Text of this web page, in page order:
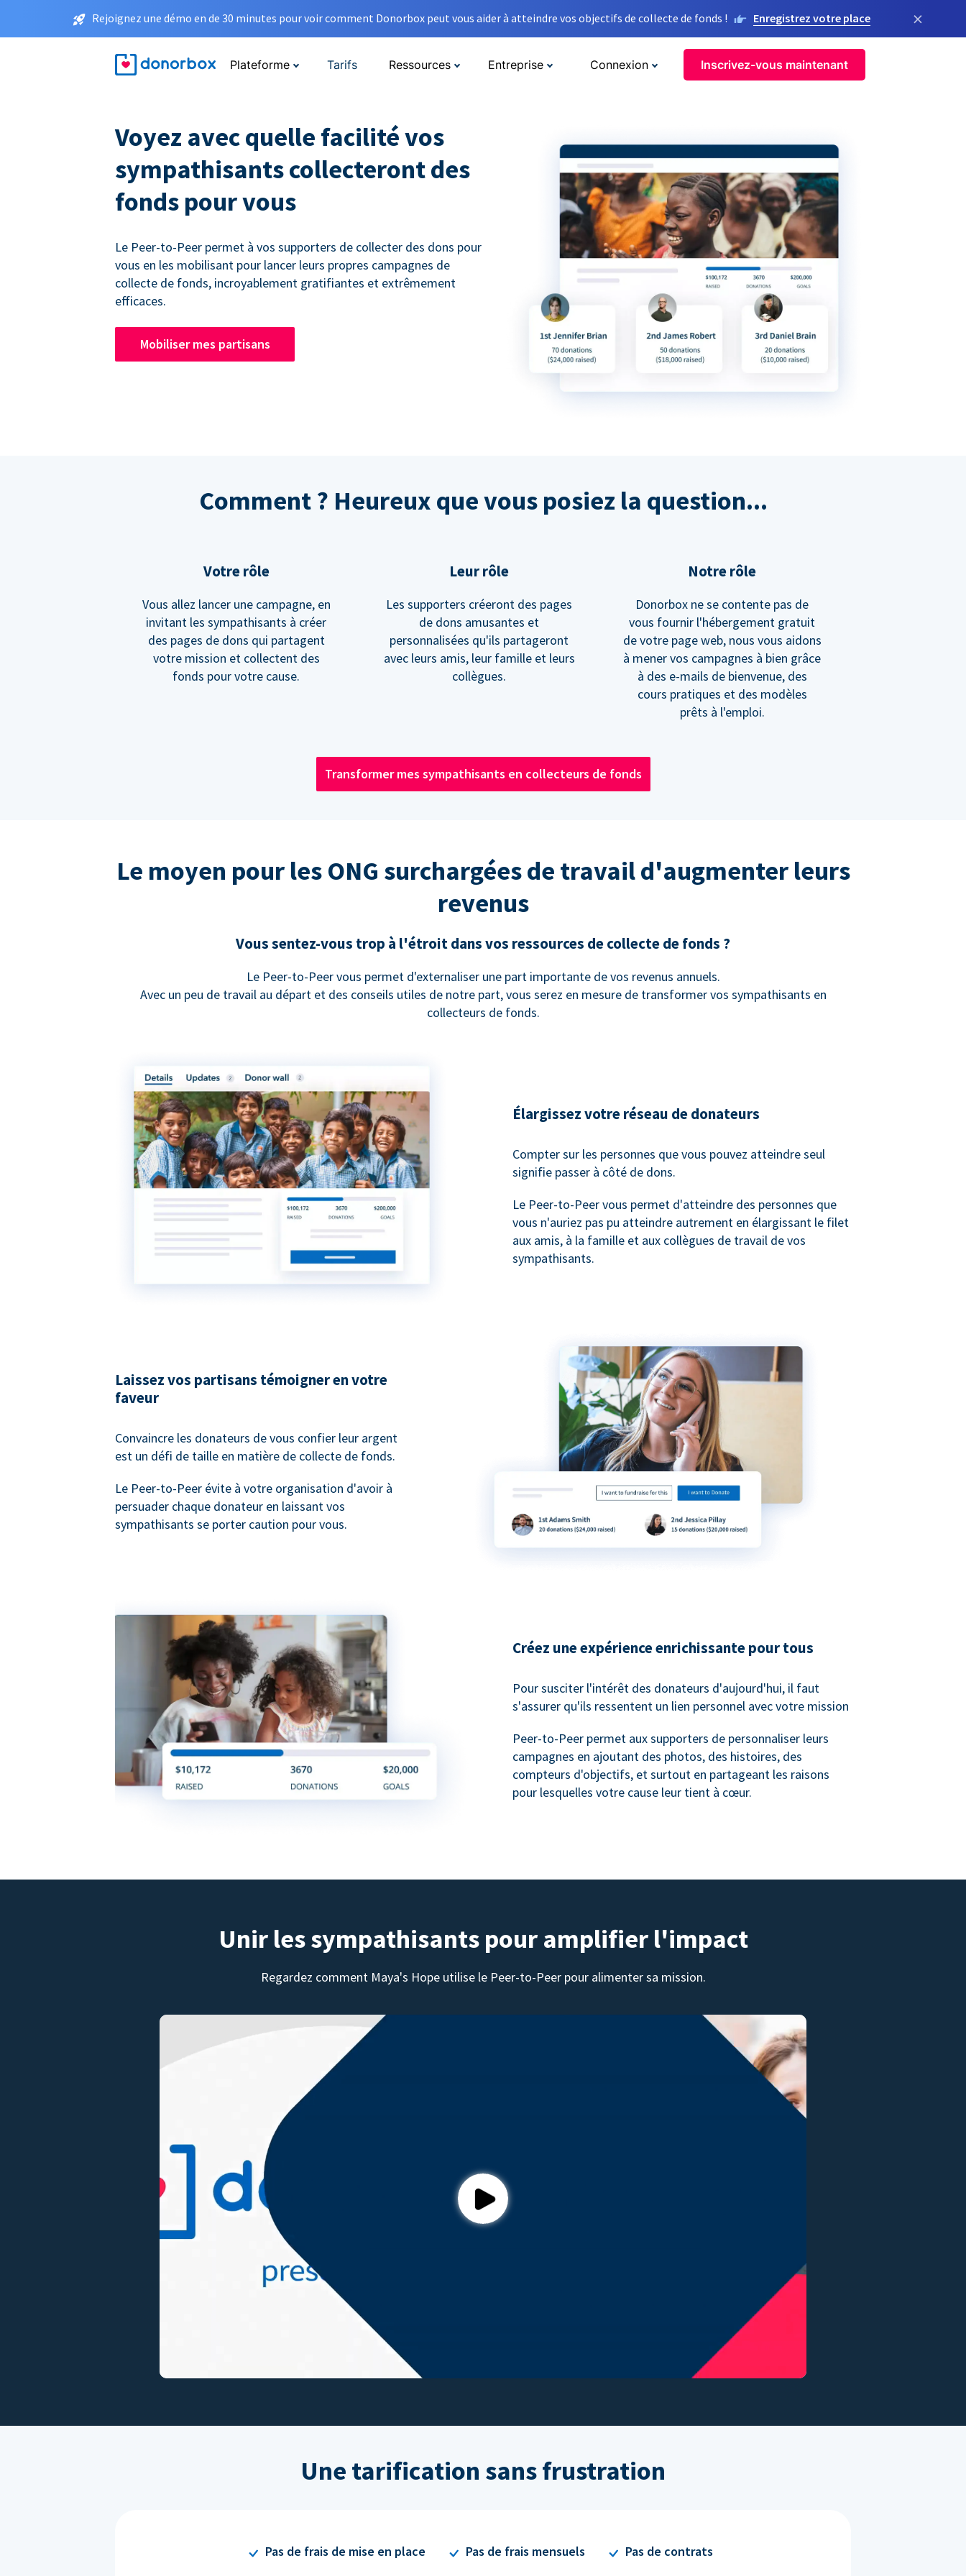
Rejoignez une démo en de 30 minutes pour voir comment Donorbox peut vous aider à atteindre vos objectifs de collecte de fonds ! Enregistrez votre place ×
Plateforme Tarifs Ressources Entreprise Connexion Inscrivez-vous maintenant
Voyez avec quelle facilité vos
sympathisants collecteront des
fonds pour vous
Le Peer-to-Peer permet à vos supporters de collecter des dons pour
vous en les mobilisant pour lancer leurs propres campagnes de
collecte de fonds, incroyablement gratifiantes et extrêmement
efficaces.
Mobiliser mes partisans
Comment ? Heureux que vous posiez la question...
Votre rôle
Vous allez lancer une campagne, en
invitant les sympathisants à créer
des pages de dons qui partagent
votre mission et collectent des
fonds pour votre cause.
Leur rôle
Les supporters créeront des pages
de dons amusantes et
personnalisées qu'ils partageront
avec leurs amis, leur famille et leurs
collègues.
Notre rôle
Donorbox ne se contente pas de
vous fournir l'hébergement gratuit
de votre page web, nous vous aidons
à mener vos campagnes à bien grâce
à des e-mails de bienvenue, des
cours pratiques et des modèles
prêts à l'emploi.
Transformer mes sympathisants en collecteurs de fonds
Le moyen pour les ONG surchargées de travail d'augmenter leurs
revenus
Vous sentez-vous trop à l'étroit dans vos ressources de collecte de fonds ?
Le Peer-to-Peer vous permet d'externaliser une part importante de vos revenus annuels.
Avec un peu de travail au départ et des conseils utiles de notre part, vous serez en mesure de transformer vos sympathisants en
collecteurs de fonds.
Élargissez votre réseau de donateurs
Compter sur les personnes que vous pouvez atteindre seul
signifie passer à côté de dons.
Le Peer-to-Peer vous permet d'atteindre des personnes que
vous n'auriez pas pu atteindre autrement en élargissant le filet
aux amis, à la famille et aux collègues de travail de vos
sympathisants.
Laissez vos partisans témoigner en votre
faveur
Convaincre les donateurs de vous confier leur argent
est un défi de taille en matière de collecte de fonds.
Le Peer-to-Peer évite à votre organisation d'avoir à
persuader chaque donateur en laissant vos
sympathisants se porter caution pour vous.
Créez une expérience enrichissante pour tous
Pour susciter l'intérêt des donateurs d'aujourd'hui, il faut
s'assurer qu'ils ressentent un lien personnel avec votre mission
Peer-to-Peer permet aux supporters de personnaliser leurs
campagnes en ajoutant des photos, des histoires, des
compteurs d'objectifs, et surtout en partageant les raisons
pour lesquelles votre cause leur tient à cœur.
Unir les sympathisants pour amplifier l'impact
Regardez comment Maya's Hope utilise le Peer-to-Peer pour alimenter sa mission.
Play
Une tarification sans frustration
Pas de frais de mise en place Pas de frais mensuels Pas de contrats